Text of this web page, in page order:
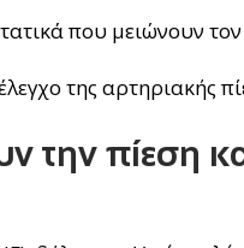
που μειώνουν
της αρτηριακής
την πίεση